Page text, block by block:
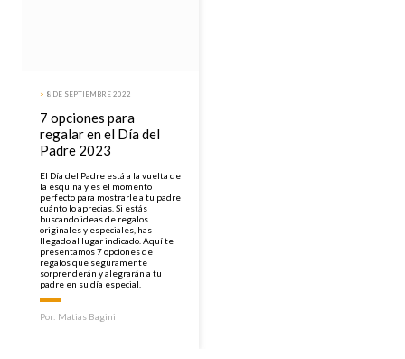
> 8 DE SEPTIEMBRE 2022
7 opciones para
regalar en el Día del
Padre 2023
El Día del Padre está a la vuelta de
la esquina y es el momento
perfecto para mostrarle a tu padre
cuánto lo aprecias. Si estás
buscando ideas de regalos
originales y especiales, has
llegado al lugar indicado. Aquí te
presentamos 7 opciones de
regalos que seguramente
sorprenderán y alegrarán a tu
padre en su día especial.
Por: Matias Bagini